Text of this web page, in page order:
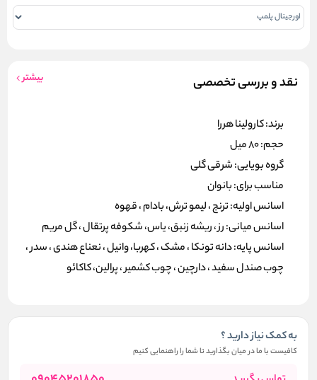
نقد و بررسی تخصصی بیشتر
برند: کارولینا هررا
حجم: 80 میل
گروه بویایی: شرقی گلی
مناسب برای: بانوان
اسانس اولیه: ترنج ، لیمو ترش، بادام ، قهوه
اسانس میانی: رز ، ریشه زنبق، یاس، شکوفه پرتقال ، گل مریم
اسانس پایه: دانه تونکا ، مشک ، کهربا، وانیل ، نعناع هندی ، سدر ،
چوب صندل سفید ، دارچین ، چوب کشمیر ، پرالین، کاکائو
به کمک نیاز دارید ؟
کافیست با ما در میان بگذارید تا شما را راهنمایی کنیم